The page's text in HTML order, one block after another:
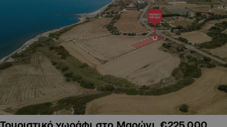
Τουριστικό χωράφι στο Μαρώνι, €225,000